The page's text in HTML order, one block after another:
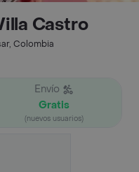
Castro
Colombia
Envío
Gratis
(nuevos usuarios)